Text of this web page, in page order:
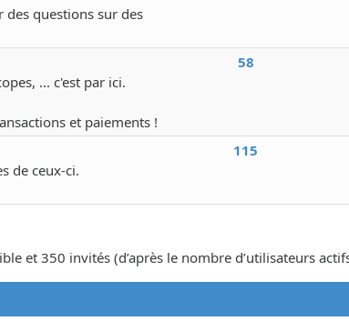
des questions sur des
... c'est par ici.
et paiements !
58
de ceux-ci.
115
et 350 invités (d’après le nombre d’utilisateurs